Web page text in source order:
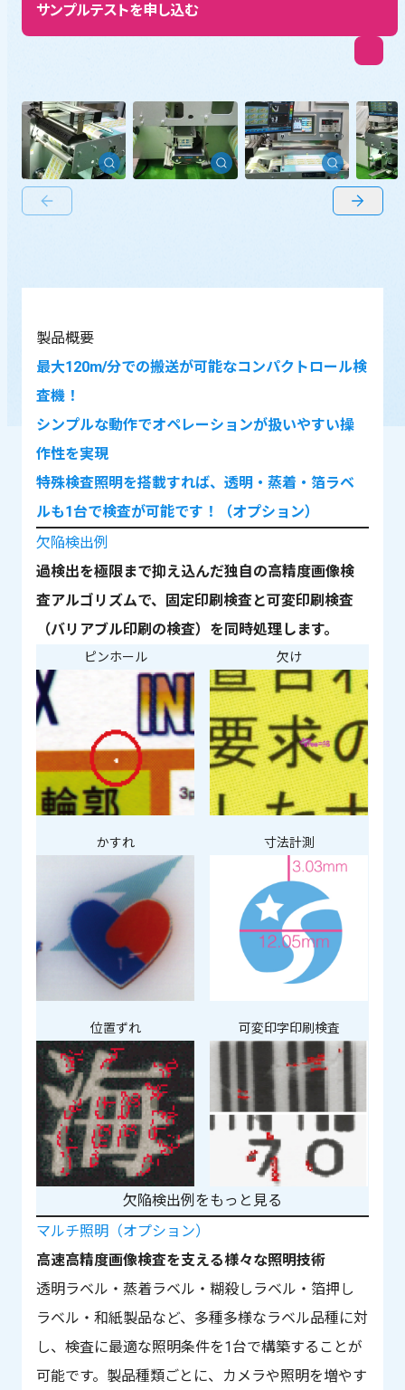
サンプルテストを申し込む
前の画像 次の画像
製品概要
最大120m/分での搬送が可能なコンパクトロール検
査機！
シンプルな動作でオペレーションが扱いやすい操
作性を実現
特殊検査照明を搭載すれば、透明・蒸着・箔ラベ
ルも1台で検査が可能です！（オプション）
欠陥検出例
過検出を極限まで抑え込んだ独自の高精度画像検
査アルゴリズムで、固定印刷検査と可変印刷検査
（バリアブル印刷の検査）を同時処理します。
ピンホール 欠け
かすれ 寸法計測
位置ずれ 可変印字印刷検査
欠陥検出例をもっと見る
マルチ照明（オプション）
高速高精度画像検査を支える様々な照明技術
透明ラベル・蒸着ラベル・糊殺しラベル・箔押し
ラベル・和紙製品など、多種多様なラベル品種に対
し、検査に最適な照明条件を1台で構築することが
可能です。製品種類ごとに、カメラや照明を増やす